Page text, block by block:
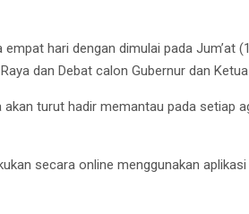
hari dengan dimulai pada Jum’at
dan Debat calon Gubernur dan
turut hadir memantau pada setiap
secara online menggunakan